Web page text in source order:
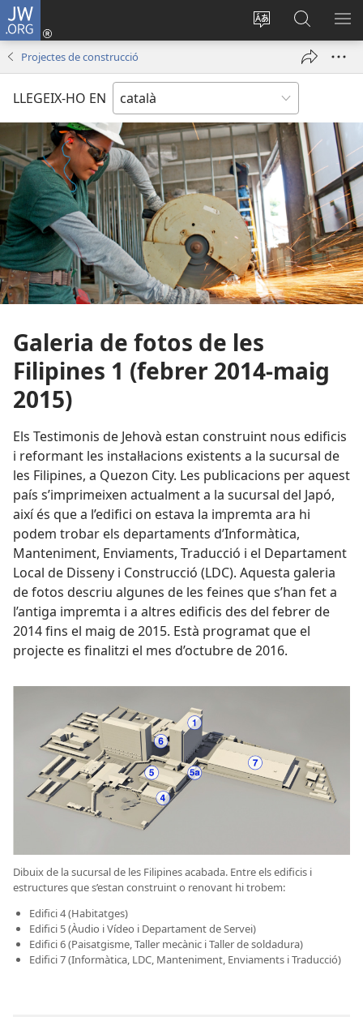
JW.ORG
Canvia
d’idioma
Inicia
sessió
finestra
Cerca
jw.org
Projectes de construcció
LLEGEIX-HO EN
Galeria de fotos de les
Filipines 1 (febrer 2014-maig
2015)
Els Testimonis de Jehovà estan construint nous edificis
i reformant les instal·lacions existents a la sucursal de
les Filipines, a Quezon City. Les publicacions per aquest
país s’imprimeixen actualment a la sucursal del Japó,
així és que a l’edifici on estava la impremta ara hi
podem trobar els departaments d’Informàtica,
Manteniment, Enviaments, Traducció i el Departament
Local de Disseny i Construcció (LDC). Aquesta galeria
de fotos descriu algunes de les feines que s’han fet a
l’antiga impremta i a altres edificis des del febrer de
2014 fins el maig de 2015. Està programat que el
projecte es finalitzi el mes d’octubre de 2016.
Dibuix de la sucursal de les Filipines acabada. Entre els edificis i
estructures que s’estan construint o renovant hi trobem:
Edifici 4 (Habitatges)
Edifici 5 (Àudio i Vídeo i Departament de Servei)
Edifici 6 (Paisatgisme, Taller mecànic i Taller de soldadura)
Edifici 7 (Informàtica, LDC, Manteniment, Enviaments i Traducció)